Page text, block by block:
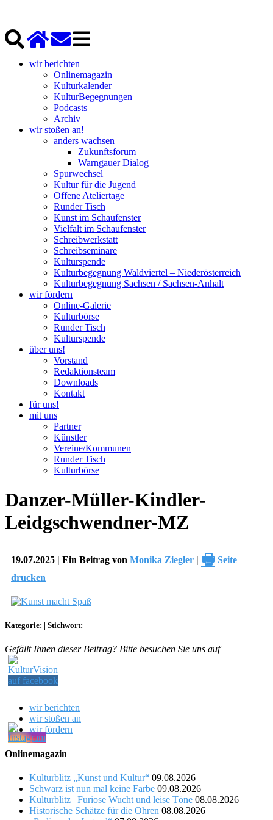
wir berichten
Onlinemagazin
Kulturkalender
KulturBegegnungen
Podcasts
Archiv
wir stoßen an!
anders wachsen
Zukunftsforum
Warngauer Dialog
Spurwechsel
Kultur für die Jugend
Offene Ateliertage
Runder Tisch
Kunst im Schaufenster
Vielfalt im Schaufenster
Schreibwerkstatt
Schreibseminare
Kulturspende
Kulturbegegnung Waldviertel – Niederösterreich
Kulturbegegnung Sachsen / Sachsen-Anhalt
wir fördern
Online-Galerie
Kulturbörse
Runder Tisch
Kulturspende
über uns!
Vorstand
Redaktionsteam
Downloads
Kontakt
für uns!
mit uns
Partner
Künstler
Vereine/Kommunen
Runder Tisch
Kulturbörse
Danzer-Müller-Kindler-
Leidgschwendner-MZ
19.07.2025 | Ein Beitrag von Monika Ziegler | 🖶 Seite
drucken
Kategorie: | Stichwort:
Gefällt Ihnen dieser Beitrag? Bitte besuchen Sie uns auf
wir berichten
wir stoßen an
wir fördern
Onlinemagazin
Kulturblitz „Kunst und Kultur“ 09.08.2026
Schwarz ist nun mal keine Farbe 09.08.2026
Kulturblitz | Furiose Wucht und leise Töne 08.08.2026
Historische Schätze für die Ohren 08.08.2026